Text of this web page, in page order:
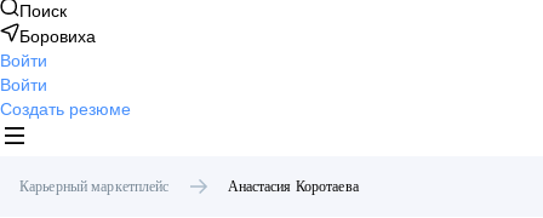
Поиск
Боровиха
Войти
Войти
Создать резюме
Карьерный маркетплейс Анастасия Коротаева